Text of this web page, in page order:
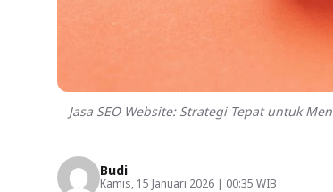
Jasa SEO Website: Strategi Tepat untuk
Budi
Kamis, 15 Januari 2026 | 00:35 WIB